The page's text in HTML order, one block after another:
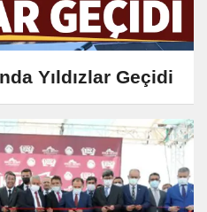
Yıldızlar Geçidi